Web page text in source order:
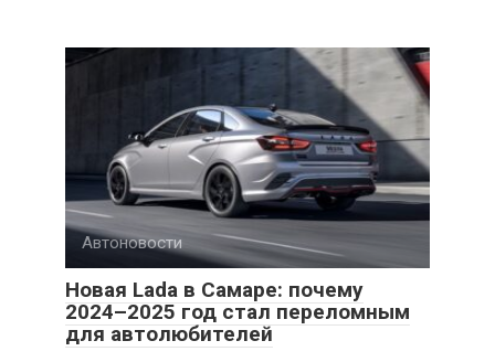
Автоновости
Новая Lada в Самаре: почему
2024–2025 год стал переломным
для автолюбителей